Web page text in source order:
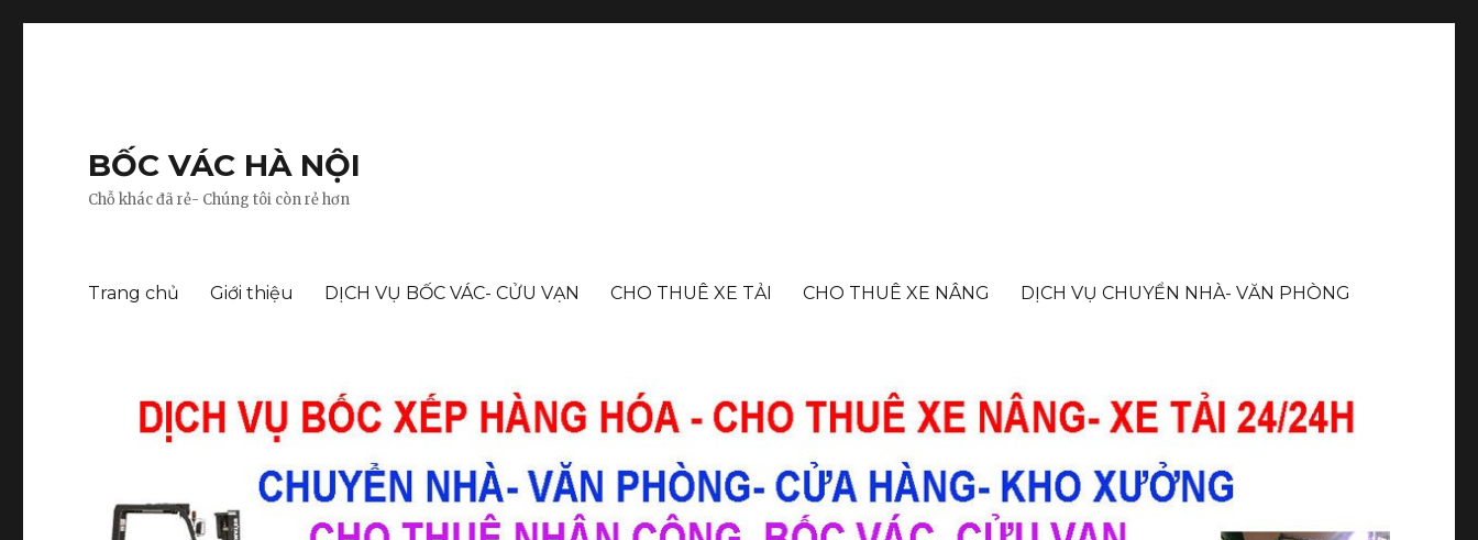
BỐC VÁC HÀ NỘI
Chỗ khác đã rẻ- Chúng tôi còn rẻ hơn
Trang chủ Giới thiệu DỊCH VỤ BỐC VÁC- CỬU VẠN CHO THUÊ XE TẢI CHO THUÊ XE NÂNG DỊCH VỤ CHUYỂN NHÀ- VĂN PHÒNG